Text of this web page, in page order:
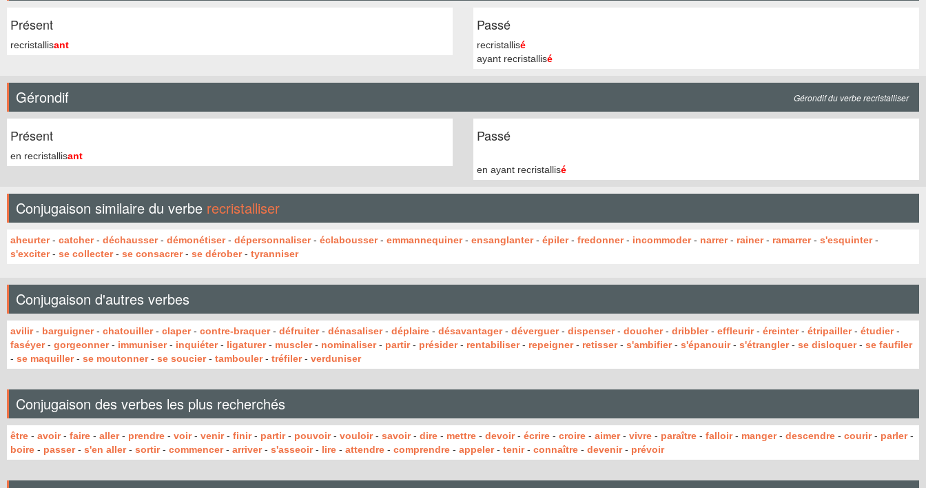
Présent
recristallisant
Passé
recristallisé
ayant recristallisé
Gérondif Gérondif du verbe recristalliser
Présent
en recristallisant
Passé
en ayant recristallisé
Conjugaison similaire du verbe recristalliser
aheurter- catcher- déchausser- démonétiser- dépersonnaliser- éclabousser- emmannequiner- ensanglanter- épiler- fredonner- incommoder- narrer- rainer- ramarrer- s'esquinter-
s'exciter- se collecter- se consacrer- se dérober- tyranniser
Conjugaison d'autres verbes
avilir- barguigner- chatouiller- claper- contre-braquer- défruiter- dénasaliser- déplaire - désavantager- déverguer- dispenser- doucher- dribbler- effleurir- éreinter- étripailler- étudier-
faséyer- gorgeonner- immuniser- inquiéter- ligaturer- muscler- nominaliser- partir- présider- rentabiliser- repeigner- retisser- s'ambifier- s'épanouir- s'étrangler- se disloquer- se faufiler
- se maquiller- se moutonner- se soucier- tambouler- tréfiler- verduniser
Conjugaison des verbes les plus recherchés
être - avoir- faire - aller- prendre - voir- venir- finir- partir- pouvoir- vouloir- savoir- dire - mettre - devoir- écrire - croire - aimer- vivre - paraître - falloir- manger- descendre - courir- parler-
boire - passer- s'en aller- sortir- commencer- arriver- s'asseoir- lire - attendre - comprendre - appeler- tenir- connaître - devenir- prévoir